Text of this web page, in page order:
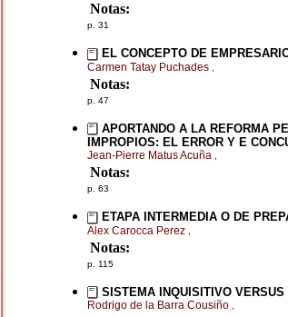
Notas:
p. 31
EL CONCEPTO DE
Carmen Tatay Puchades
Notas:
p. 47
APORTANDO A LA REFORMA
IMPROPIOS: EL ERROR Y E
Jean-Pierre Matus Acuña ,
Notas:
p. 63
ETAPA INTERMEDIA O DE
Alex Carocca Perez
Notas:
p. 115
SISTEMA INQUISITIVO
Rodrigo de la Barra Cousiño ,